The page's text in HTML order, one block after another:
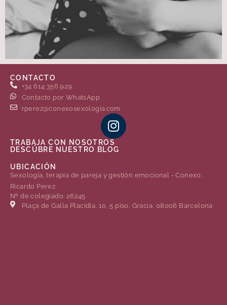
CONTACTO
+34 614 356 929
Contacto por WhatsApp
rperez@conexosexologia.com
TRABAJA CON NOSOTROS
DESCÚBRE NUESTRO BLOG
UBICACIÓN
Sexología, terapia de pareja y gestión emocional - Conexo.
Ricardo Perez
Nº de colegiado: 26245
Plaça de Gal·la Placídia, 10, 5 piso, Gracia, 08006 Barcelona